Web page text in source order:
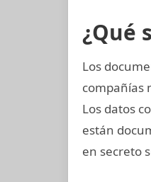
¿Qué
Los
compañías
Los datos
están
en secreto